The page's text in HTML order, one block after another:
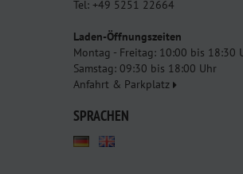
Tel: +49 5251 22664
Laden-Öffnungszeiten
Montag - Freitag: 10:00 bis 18:30
Samstag: 09:30 bis 18:00 Uhr
Anfahrt & Parkplatz
SPRACHEN